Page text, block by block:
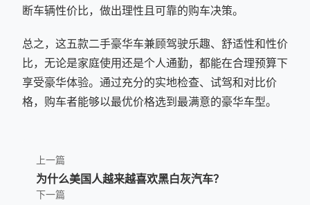
断车辆性价比，做出理性且可靠的购车决策。
总之，这五款二手豪华车兼顾驾驶乐趣、舒适性和性价
比，无论是家庭使用还是个人通勤，都能在合理预算下
享受豪华体验。通过充分的实地检查、试驾和对比价
格，购车者能够以最优价格选到最满意的豪华车型。
上一篇
为什么美国人越来越喜欢黑白灰汽车？
下一篇